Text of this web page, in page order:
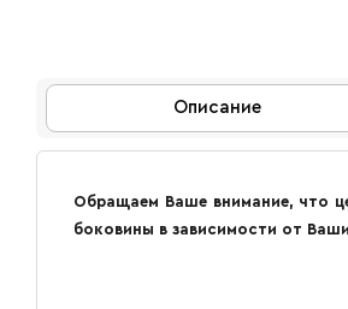
Описание
Обращаем Ваше внимание, что
боковины в зависимости от